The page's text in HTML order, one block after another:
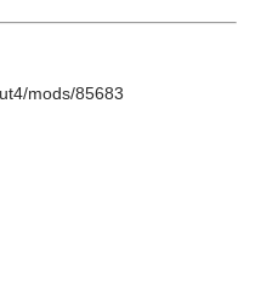
mods/85683